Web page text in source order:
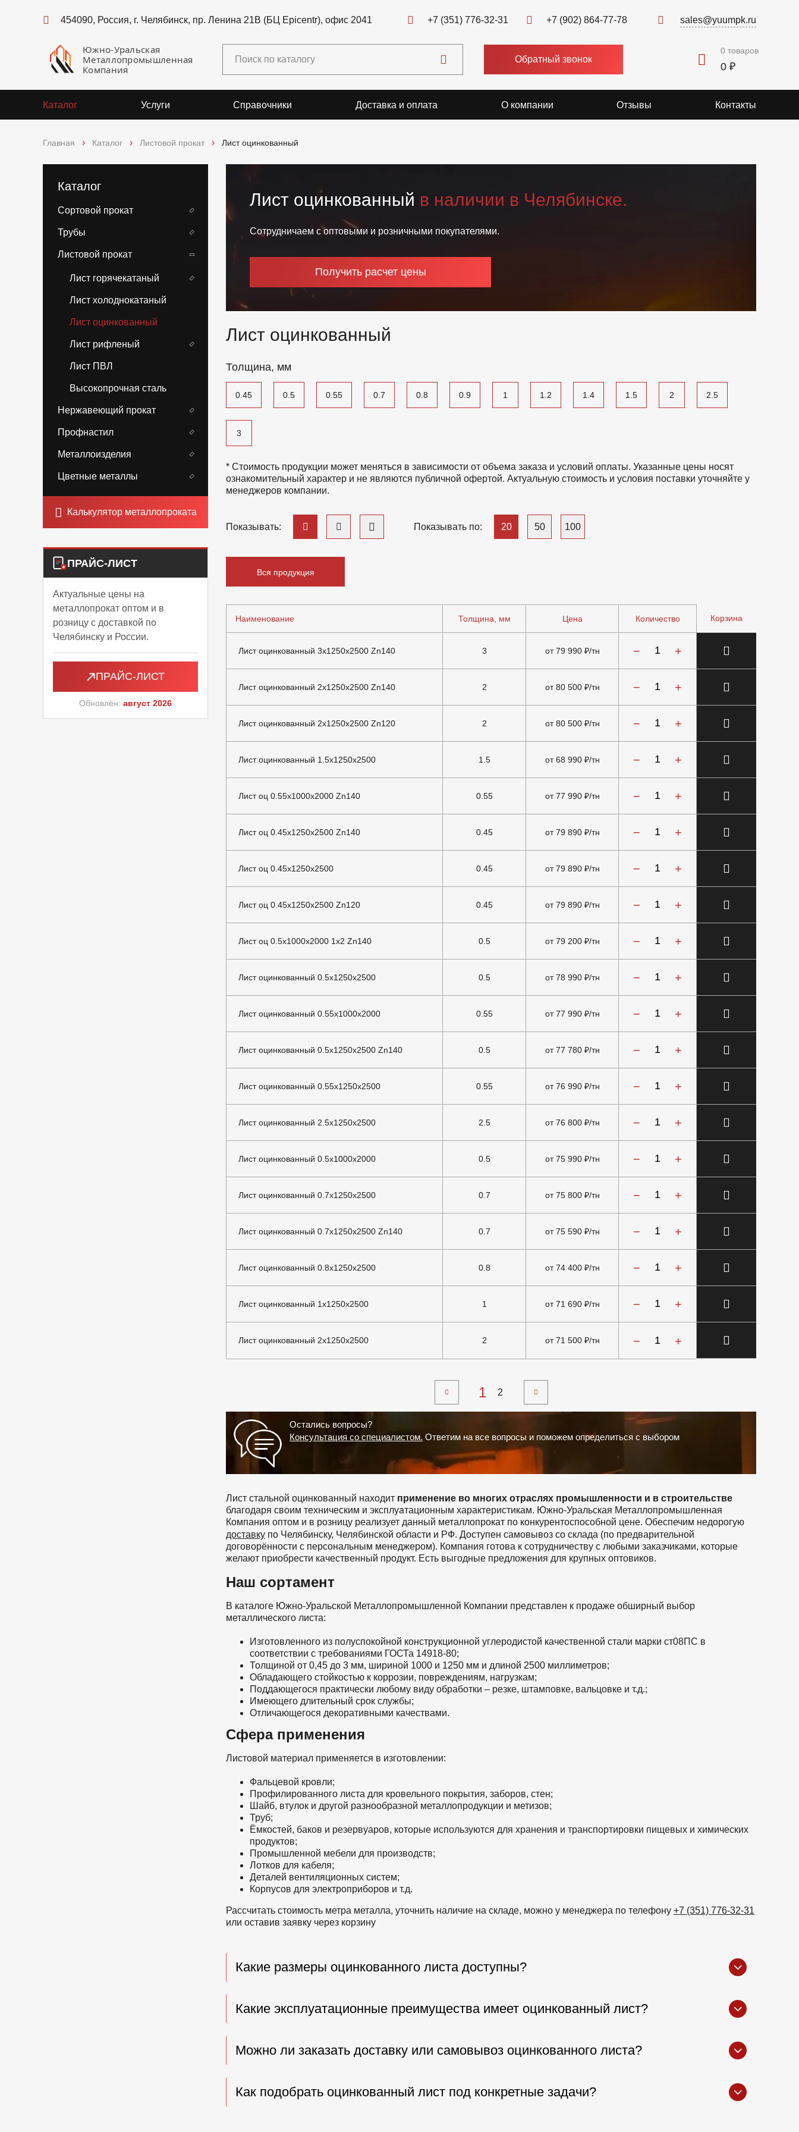
454090, Россия, г. Челябинск, пр. Ленина 21В (БЦ Epicentr), офис 2041 +7 (351) 776-32-31 +7 (902) 864-77-78 sales@yuumpk.ru
Южно-Уральская
Металлопромышленная
Компания
Обратный звонок
0 товаров
0 ₽
Каталог Услуги Справочники Доставка и оплата О компании Отзывы Контакты
Главная Каталог Листовой прокат Лист оцинкованный
Каталог
Сортовой прокат
Трубы
Листовой прокат
Лист горячекатаный
Лист холоднокатаный
Лист оцинкованный
Лист рифленый
Лист ПВЛ
Высокопрочная сталь
Нержавеющий прокат
Профнастил
Металлоизделия
Цветные металлы
Калькулятор металлопроката
ПРАЙС-ЛИСТ
Актуальные цены на
металлопрокат оптом и в
розницу с доставкой по
Челябинску и России.
ПРАЙС-ЛИСТ
Обновлён: август 2026
Лист оцинкованный в наличии в Челябинске.
Сотрудничаем с оптовыми и розничными покупателями.
Получить расчет цены
Лист оцинкованный
Толщина, мм
0.45 0.5 0.55 0.7 0.8 0.9 1 1.2 1.4 1.5 2 2.5
3
* Стоимость продукции может меняться в зависимости от объема заказа и условий оплаты. Указанные цены носят
ознакомительный характер и не являются публичной офертой. Актуальную стоимость и условия поставки уточняйте у
менеджеров компании.
Показывать: Показывать по: 20 50 100
Вся продукция
Наименование Толщина, мм Цена Количество Корзина
Лист оцинкованный 3х1250х2500 Zn140 3 от 79 990 ₽/тн − +
Лист оцинкованный 2х1250х2500 Zn140 2 от 80 500 ₽/тн − +
Лист оцинкованный 2х1250х2500 Zn120 2 от 80 500 ₽/тн − +
Лист оцинкованный 1.5х1250х2500 1.5 от 68 990 ₽/тн − +
Лист оц 0.55х1000х2000 Zn140 0.55 от 77 990 ₽/тн − +
Лист оц 0.45х1250х2500 Zn140 0.45 от 79 890 ₽/тн − +
Лист оц 0.45х1250х2500 0.45 от 79 890 ₽/тн − +
Лист оц 0.45х1250х2500 Zn120 0.45 от 79 890 ₽/тн − +
Лист оц 0.5x1000x2000 1x2 Zn140 0.5 от 79 200 ₽/тн − +
Лист оцинкованный 0.5х1250х2500 0.5 от 78 990 ₽/тн − +
Лист оцинкованный 0.55х1000х2000 0.55 от 77 990 ₽/тн − +
Лист оцинкованный 0.5х1250х2500 Zn140 0.5 от 77 780 ₽/тн − +
Лист оцинкованный 0.55х1250х2500 0.55 от 76 990 ₽/тн − +
Лист оцинкованный 2.5х1250х2500 2.5 от 76 800 ₽/тн − +
Лист оцинкованный 0.5х1000х2000 0.5 от 75 990 ₽/тн − +
Лист оцинкованный 0.7х1250х2500 0.7 от 75 800 ₽/тн − +
Лист оцинкованный 0.7х1250х2500 Zn140 0.7 от 75 590 ₽/тн − +
Лист оцинкованный 0.8х1250х2500 0.8 от 74 400 ₽/тн − +
Лист оцинкованный 1х1250х2500 1 от 71 690 ₽/тн − +
Лист оцинкованный 2х1250х2500 2 от 71 500 ₽/тн − +
1 2
Остались вопросы?
Консультация со специалистом. Ответим на все вопросы и поможем определиться с выбором
Лист стальной оцинкованный находит применение во многих отраслях промышленности и в строительстве
благодаря своим техническим и эксплуатационным характеристикам. Южно-Уральская Металлопромышленная
Компания оптом и в розницу реализует данный металлопрокат по конкурентоспособной цене. Обеспечим недорогую
доставку по Челябинску, Челябинской области и РФ. Доступен самовывоз со склада (по предварительной
договорённости с персональным менеджером). Компания готова к сотрудничеству с любыми заказчиками, которые
желают приобрести качественный продукт. Есть выгодные предложения для крупных оптовиков.
Наш сортамент
В каталоге Южно-Уральской Металлопромышленной Компании представлен к продаже обширный выбор
металлического листа:
Изготовленного из полуспокойной конструкционной углеродистой качественной стали марки ст08ПС в
соответствии с требованиями ГОСТа 14918-80;
Толщиной от 0,45 до 3 мм, шириной 1000 и 1250 мм и длиной 2500 миллиметров;
Обладающего стойкостью к коррозии, повреждениям, нагрузкам;
Поддающегося практически любому виду обработки – резке, штамповке, вальцовке и т.д.;
Имеющего длительный срок службы;
Отличающегося декоративными качествами.
Сфера применения
Листовой материал применяется в изготовлении:
Фальцевой кровли;
Профилированного листа для кровельного покрытия, заборов, стен;
Шайб, втулок и другой разнообразной металлопродукции и метизов;
Труб;
Ёмкостей, баков и резервуаров, которые используются для хранения и транспортировки пищевых и химических
продуктов;
Промышленной мебели для производств;
Лотков для кабеля;
Деталей вентиляционных систем;
Корпусов для электроприборов и т.д.
Рассчитать стоимость метра металла, уточнить наличие на складе, можно у менеджера по телефону +7 (351) 776-32-31
или оставив заявку через корзину
Какие размеры оцинкованного листа доступны?
Какие эксплуатационные преимущества имеет оцинкованный лист?
Можно ли заказать доставку или самовывоз оцинкованного листа?
Как подобрать оцинкованный лист под конкретные задачи?